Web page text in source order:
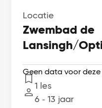
Locatie
Zwembad de
Lansingh/
Geen data voor
Lessen
1 les
Leeftijd
6 ‐ 13 jaar